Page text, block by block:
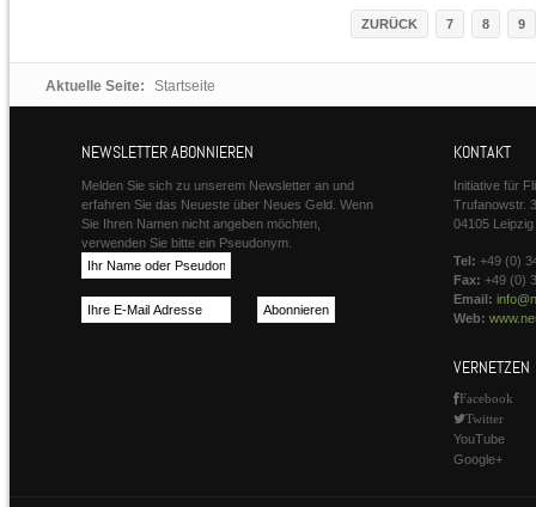
ZURÜCK 7 8 9
Aktuelle Seite: Startseite
NEWSLETTER ABONNIEREN
Melden Sie sich zu unserem Newsletter an und
erfahren Sie das Neueste über Neues Geld. Wenn
Sie Ihren Namen nicht angeben möchten,
verwenden Sie bitte ein Pseudonym.
KONTAKT
Initiative für
Trufanowstr.
04105 Leipzig
Tel: +49 (0)
Fax: +49 (0)
Email:
Web:
VERNETZEN
Facebook
Twitter
YouTube
Google+